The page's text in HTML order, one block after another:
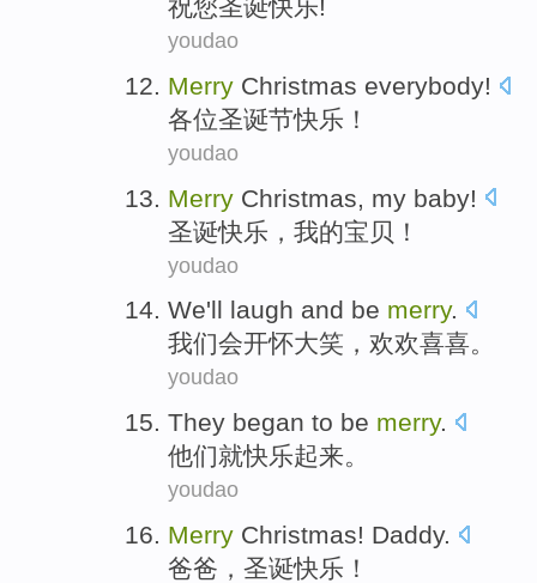
祝您圣诞快乐!
youdao
Merry Christmas everybody!
各位圣诞节快乐！
youdao
Merry Christmas my baby!
圣诞快乐， 我的宝贝 ！
youdao
We'll laugh and be merry.
我们会开怀大笑 ， 欢欢喜喜。
youdao
They began to be merry.
他们就快乐起来。
youdao
Merry Christmas! Daddy.
爸爸 ， 圣诞快乐！